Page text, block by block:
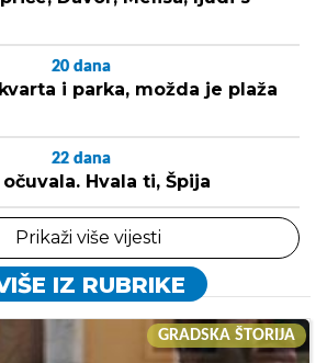
20 dana
i parka, možda je plaža
22 dana
Hvala ti, Špija
Prikaži više vijesti
IZ RUBRIKE
GRADSKA ŠTORIJA